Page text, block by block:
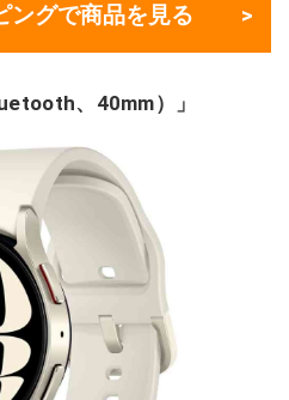
ングで商品を見る
、40mm）」